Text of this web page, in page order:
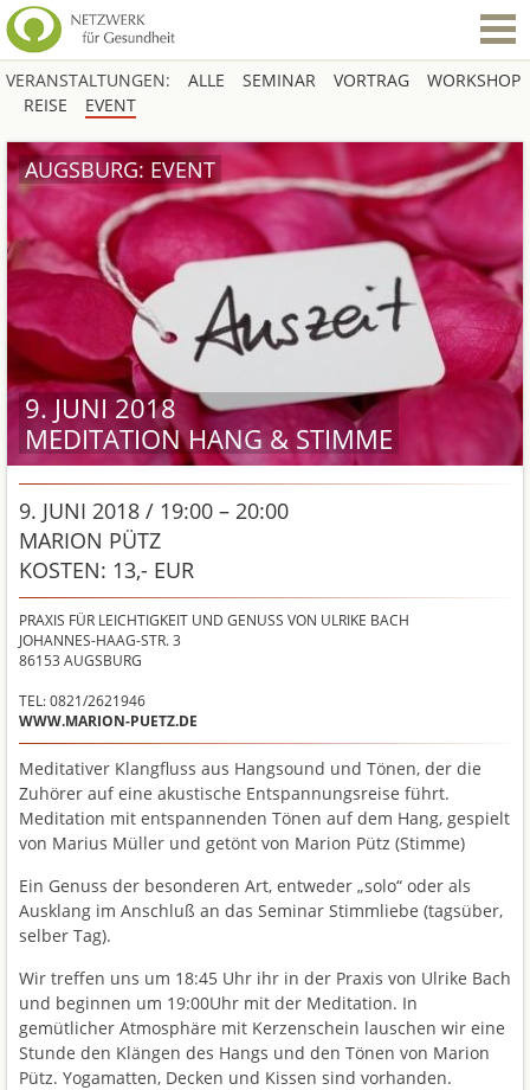
VERANSTALTUNGEN: ALLE SEMINAR VORTRAG
WORKSHOP
REISE
EVENT
9. JUNI 2018
MEDITATION HANG & STIMME
AUGSBURG: EVENT
9. JUNI 2018 / 19:00 – 20:00
MARION PÜTZ
KOSTEN: 13,- EUR
PRAXIS FÜR LEICHTIGKEIT UND GENUSS VON ULRIKE BACH
JOHANNES-HAAG-STR. 3
86153 AUGSBURG
TEL: 0821/2621946
WWW.MARION-PUETZ.DE
Meditativer Klangfluss aus Hangsound und Tönen, der die
Zuhörer auf eine akustische Entspannungsreise führt.
Meditation mit entspannenden Tönen auf dem Hang, gespielt
von Marius Müller und getönt von Marion Pütz (Stimme)
Ein Genuss der besonderen Art, entweder „solo“ oder als
Ausklang im Anschluß an das Seminar Stimmliebe (tagsüber,
selber Tag).
Wir treffen uns um 18:45 Uhr ihr in der Praxis von Ulrike Bach
und beginnen um 19:00Uhr mit der Meditation. In
gemütlicher Atmosphäre mit Kerzenschein lauschen wir eine
Stunde den Klängen des Hangs und den Tönen von Marion
Pütz. Yogamatten, Decken und Kissen sind vorhanden.